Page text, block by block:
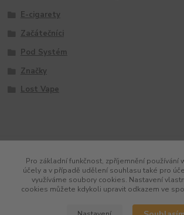
E-cigarety
Začátečníci
Pod Systém
Značky
Lost Vape
Pro základní funkčnost, zpříjemnění používání
účely a v případě udělení souhlasu také pro
využíváme soubory cookies. Nastavení
cookies můžete kdykoli upravit odkazem ve